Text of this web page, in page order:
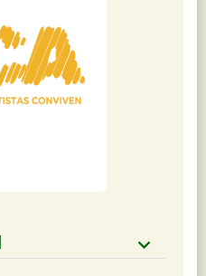
keyboard_arrow_down